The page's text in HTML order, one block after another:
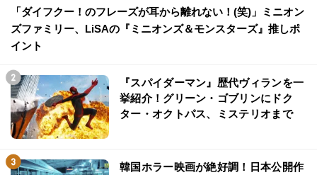
「ダイフクー！のフレーズが耳から離れない！(笑)」ミニオン
ズファミリー、LiSAの『ミニオンズ＆モンスターズ』推しポ
イント
『スパイダーマン』歴代ヴィランを一
挙紹介！グリーン・ゴブリンにドク
ター・オクトパス、ミステリオまで
韓国ホラー映画が絶好調！日本公開作